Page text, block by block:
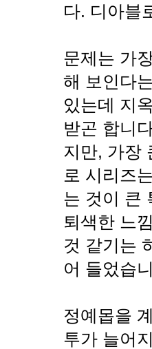
다. 디아블
문제는 가
해 보인다
있는데 지
받곤 합니
지만, 가장
로 시리즈
는 것이 큰
퇴색한 느
것 같기는
어 들었습
정예몹을
투가 늘어